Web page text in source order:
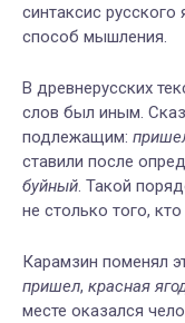
синтаксис
способ мышления.
В древнерусских
слов был иным.
подлежащим:
ставили после
буйный. Такой
не столько того,
Карамзин поменял
пришел, красная
месте оказался